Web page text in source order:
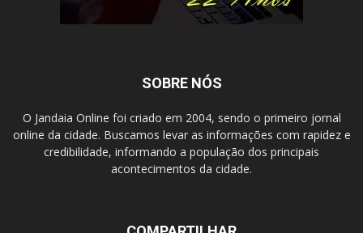
SOBRE NÓS
O Jandaia Online foi criado em 2004, sendo o primeiro jornal
online da cidade. Buscamos levar as informações com rapidez e
credibilidade, informando a população dos principais
acontecimentos da cidade.